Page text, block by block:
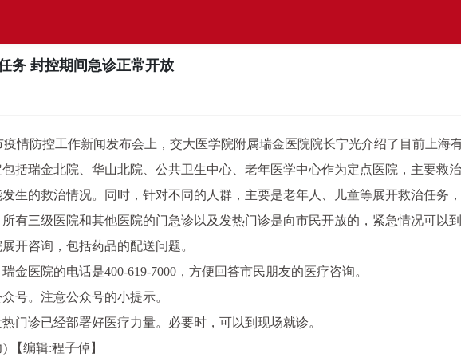
务 封控期间急诊正常开放
防控工作新闻发布会上，交大医学院附属瑞金医院院长宁光介绍了目前上海有
瑞金北院、华山北院、公共卫生中心、老年医学中心作为定点医院，主要救
生的救治情况。同时，针对不同的人群，主要是老年人、儿童等展开救治任务
三级医院和其他医院的门急诊以及发热门诊是向市民开放的，紧急情况可以
开咨询，包括药品的配送问题。
医院的电话是400-619-7000，方便回答市民朋友的医疗咨询。
。注意公众号的小提示。
诊已经部署好医疗力量。必要时，可以到现场就诊。
)
【编辑:程子倬】